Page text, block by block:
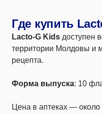
Где купить
Lacto-G Kids доступен
территории Молдовы и
рецепта.​
Форма выпуска: 10
Цена в аптеках — около